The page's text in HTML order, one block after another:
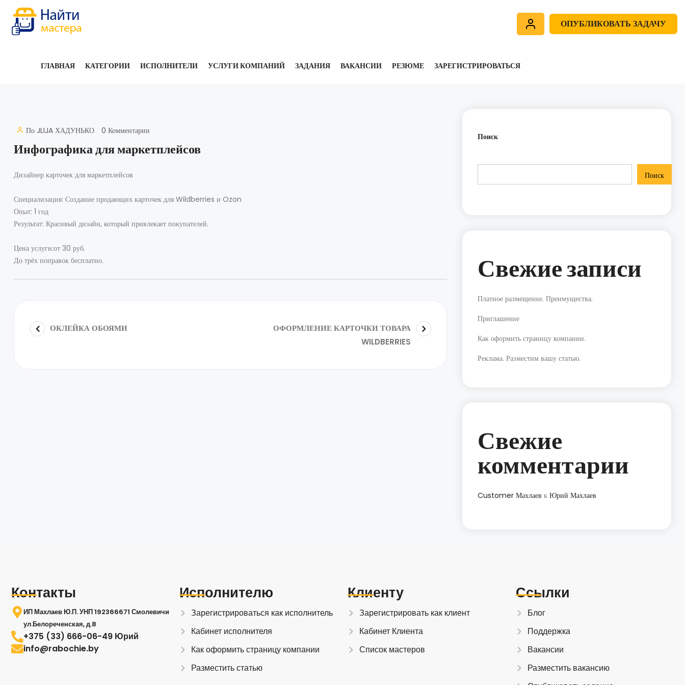
ОПУБЛИКОВАТЬ ЗАДАЧУ
ГЛАВНАЯ КАТЕГОРИИ ИСПОЛНИТЕЛИ УСЛУГИ КОМПАНИЙ ЗАДАНИЯ ВАКАНСИИ РЕЗЮМЕ ЗАРЕГИСТРИРОВАТЬСЯ
По JLIJA ХАДУНЬКО 0 Комментарии
Инфографика для маркетплейсов
Дизайнер карточек для маркетплейсов
Специализация: Создание продающих карточек для Wildberries и Ozon
Опыт: 1 год
Результат: Красивый дизайн, который привлекает покупателей.
Цена услуги:от 30 руб.
До трёх поправок бесплатно.
ОКЛЕЙКА ОБОЯМИ
ОФОРМЛЕНИЕ КАРТОЧКИ ТОВАРА
WILDBERRIES
Поиск
Поиск
Свежие записи
Платное размещение. Преимущества.
Приглашение
Как оформить страницу компании.
Реклама. Разместим вашу статью.
Свежие
комментарии
Customer Махлаев к Юрий Махлаев
Контакты
ИП Махлаев Ю.П. УНП 192366671 Смолевичи
ул.Белореченская, д.8
+375 (33) 666-06-49 Юрий
info@rabochie.by
Исполнителю
Зарегистрироваться как исполнитель
Кабинет исполнителя
Как оформить страницу компании
Разместить статью
Клиенту
Зарегистрировать как клиент
Кабинет Клиента
Список мастеров
Ссылки
Блог
Поддержка
Вакансии
Разместить вакансию